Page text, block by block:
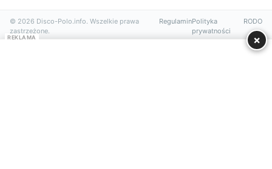
© 2026 Disco-Polo.info. Wszelkie prawa
zastrzeżone.
RegulaminPolityka
prywatności
RODO
REKLAMA ×